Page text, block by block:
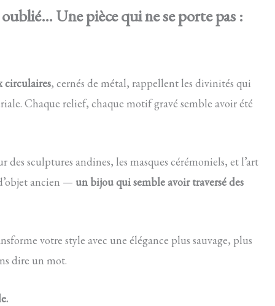
Une pièce qui ne se porte pas :
circulaires, cernés de métal, rappellent les divinités qui
Chaque relief, chaque motif gravé semble avoir été
sculptures andines, les masques cérémoniels, et l’art
ancien — un bijou qui semble avoir traversé des
votre style avec une élégance plus sauvage, plus
dire un mot.